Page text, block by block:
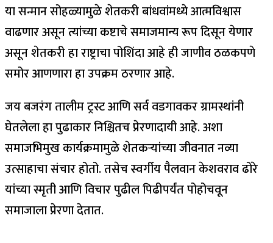
या सन्मान सोहळ्यामुळे शेतकरी बांधवांमध्ये आत्मविश्वास
वाढणार असून त्यांच्या कष्टाचे समाजमान्य रूप दिसून येणार
असून शेतकरी हा राष्ट्राचा पोशिंदा आहे ही जाणीव ठळकपणे
समोर आणणारा हा उपक्रम ठरणार आहे.
जय बजरंग तालीम ट्रस्ट आणि सर्व वडगावकर ग्रामस्थांनी
घेतलेला हा पुढाकार निश्चितच प्रेरणादायी आहे. अशा
समाजभिमुख कार्यक्रमामुळे शेतकऱ्यांच्या जीवनात नव्या
उत्साहाचा संचार होतो. तसेच स्वर्गीय पैलवान केशवराव ढोरे
यांच्या स्मृती आणि विचार पुढील पिढीपर्यंत पोहोचवून
समाजाला प्रेरणा देतात.